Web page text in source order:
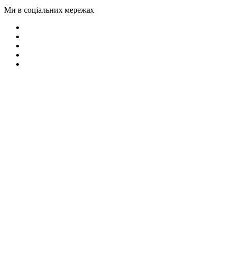
Ми в соціальних мережах